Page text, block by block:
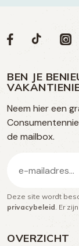
OVERZICHT
Volg
op
social
media
Social
Volg
op
Facebook
Volg
op
TikTok
BEN JE
Neem hier een
de mailbox.
mailadres
(Vereist)
Deze site wordt
privacybeleid . Er zijn